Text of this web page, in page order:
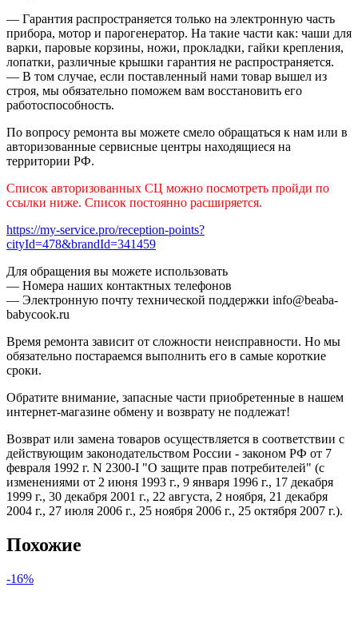
— Гарантия распространяется только на электронную часть
прибора, мотор и парогенератор. На такие части как: чаши для
варки, паровые корзины, ножи, прокладки, гайки крепления,
лопатки, различные крышки гарантия не распространяется.
— В том случае, если поставленный нами товар вышел из
строя, мы обязательно поможем вам восстановить его
работоспособность.
По вопросу ремонта вы можете смело обращаться к нам или в
авторизованные сервисные центры находящиеся на
территории РФ.
Список авторизованных СЦ можно посмотреть пройди по
ссылки ниже. Список постоянно расширяется.
https://my-service.pro/reception-points?
cityId=478&brandId=341459
Для обращения вы можете использовать
— Номера наших контактных телефонов
— Электронную почту технической поддержки info@beaba-
babycook.ru
Время ремонта зависит от сложности неисправности. Но мы
обязательно постараемся выполнить его в самые короткие
сроки.
Обратите внимание, запасные части приобретенные в нашем
интернет-магазине обмену и возврату не подлежат!
Возврат или замена товаров осуществляется в соответствии с
действующим законодательством России - законом РФ от 7
февраля 1992 г. N 2300-I "О защите прав потребителей" (с
изменениями от 2 июня 1993 г., 9 января 1996 г., 17 декабря
1999 г., 30 декабря 2001 г., 22 августа, 2 ноября, 21 декабря
2004 г., 27 июля 2006 г., 25 ноября 2006 г., 25 октября 2007 г.).
Похожие
-16%